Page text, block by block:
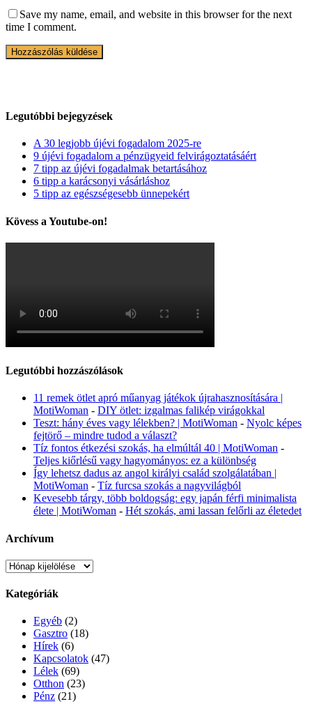
Save my name, email, and website in this browser for the next
time I comment.
Legutóbbi bejegyzések
A 30 legjobb újévi fogadalom 2025-re
9 újévi fogadalom a pénzügyeid felvirágoztatásáért
7 tipp az újévi fogadalmak betartásához
6 tipp a karácsonyi vásárláshoz
5 tipp az egészségesebb ünnepekért
Kövess a Youtube-on!
Legutóbbi hozzászólások
11 remek ötlet apró műanyag játékok újrahasznosítására |
MotiWoman - DIY ötlet: izgalmas falikép virágokkal
Teszt: hány éves vagy lélekben? | MotiWoman - Nyolc képes
fejtörő – mindre tudod a választ?
Tíz fontos étkezési szokás, ha elmúltál 40 | MotiWoman -
Teljes kiőrlésű vagy hagyományos: ez a különbség
Így lehetsz dadus az angol királyi család szolgálatában |
MotiWoman - Tíz furcsa szokás a nagyvilágból
Kevesebb tárgy, több boldogság: egy japán férfi minimalista
élete | MotiWoman - Hét szokás, ami lassan felőrli az életedet
Archívum
Archívum
Kategóriák
Egyéb (2)
Gasztro (18)
Hírek (6)
Kapcsolatok (47)
Lélek (69)
Otthon (23)
Pénz (21)